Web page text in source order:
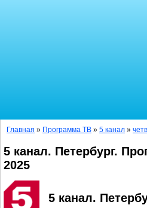
Главная » Программа ТВ » 5 канал »
5 канал. Петербург.
2025
5 канал.